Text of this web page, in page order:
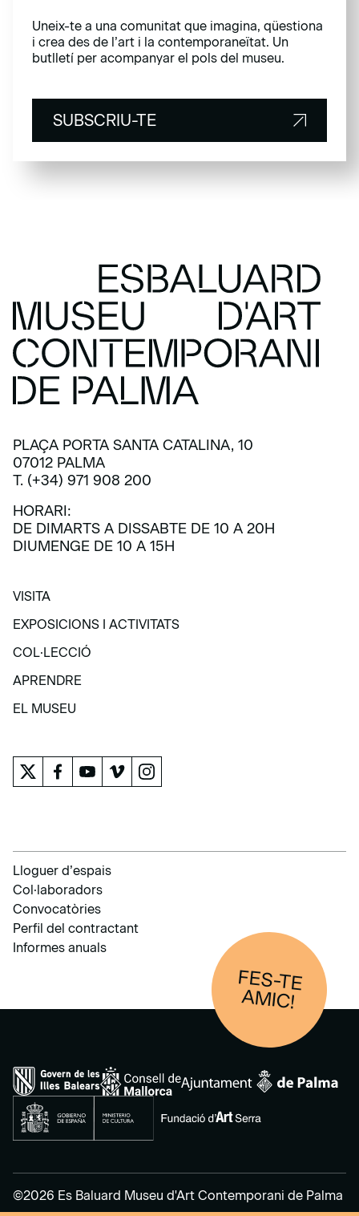
Uneix-te a una comunitat que imagina, qüestiona
i crea des de l’art i la contemporaneïtat. Un
butlletí per acompanyar el pols del museu.
SUBSCRIU-TE
SUBSCRIU-TE
PLAÇA PORTA SANTA CATALINA, 10
07012 PALMA
T. (+34) 971 908 200
HORARI:
DE DIMARTS A DISSABTE DE 10 A 20H
DIUMENGE DE 10 A 15H
VISITA
VISITA
EXPOSICIONS I ACTIVITATS
EXPOSICIONS I ACTIVITATS
COL·LECCIÓ
COL·LECCIÓ
APRENDRE
APRENDRE
EL MUSEU
Lloguer d’espais
Col·laboradors
Convocatòries
Perfil del contractant
Informes anuals
FES-TE
AM
IC!
©2026 Es Baluard Museu d'Art Contemporani de Palma